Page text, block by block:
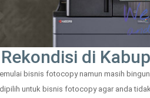
di
bisnis fotocopy namun masih
untuk bisnis fotocopy agar anda